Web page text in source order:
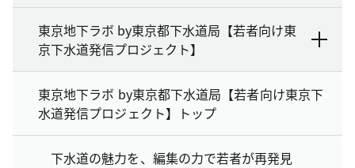
東京地下ラボ by東京都下水道局【若者向け東
京下水道発信プロジェクト】
東京地下ラボ by東京都下水道局【若者向け東京下
水道発信プロジェクト】トップ
下水道の魅力を、編集の力で若者が再発見